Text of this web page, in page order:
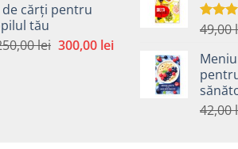
a
fost:
65,00 lei.
este:
de cărți pentru
tău
lei Prețul
300,00 leiPrețul
300,00 lei.
49,00
42,00